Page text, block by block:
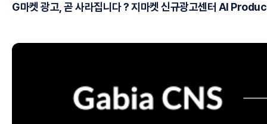
G마켓 광고, 곧 사라집니다 ? 지마켓 신규광고센터 AI